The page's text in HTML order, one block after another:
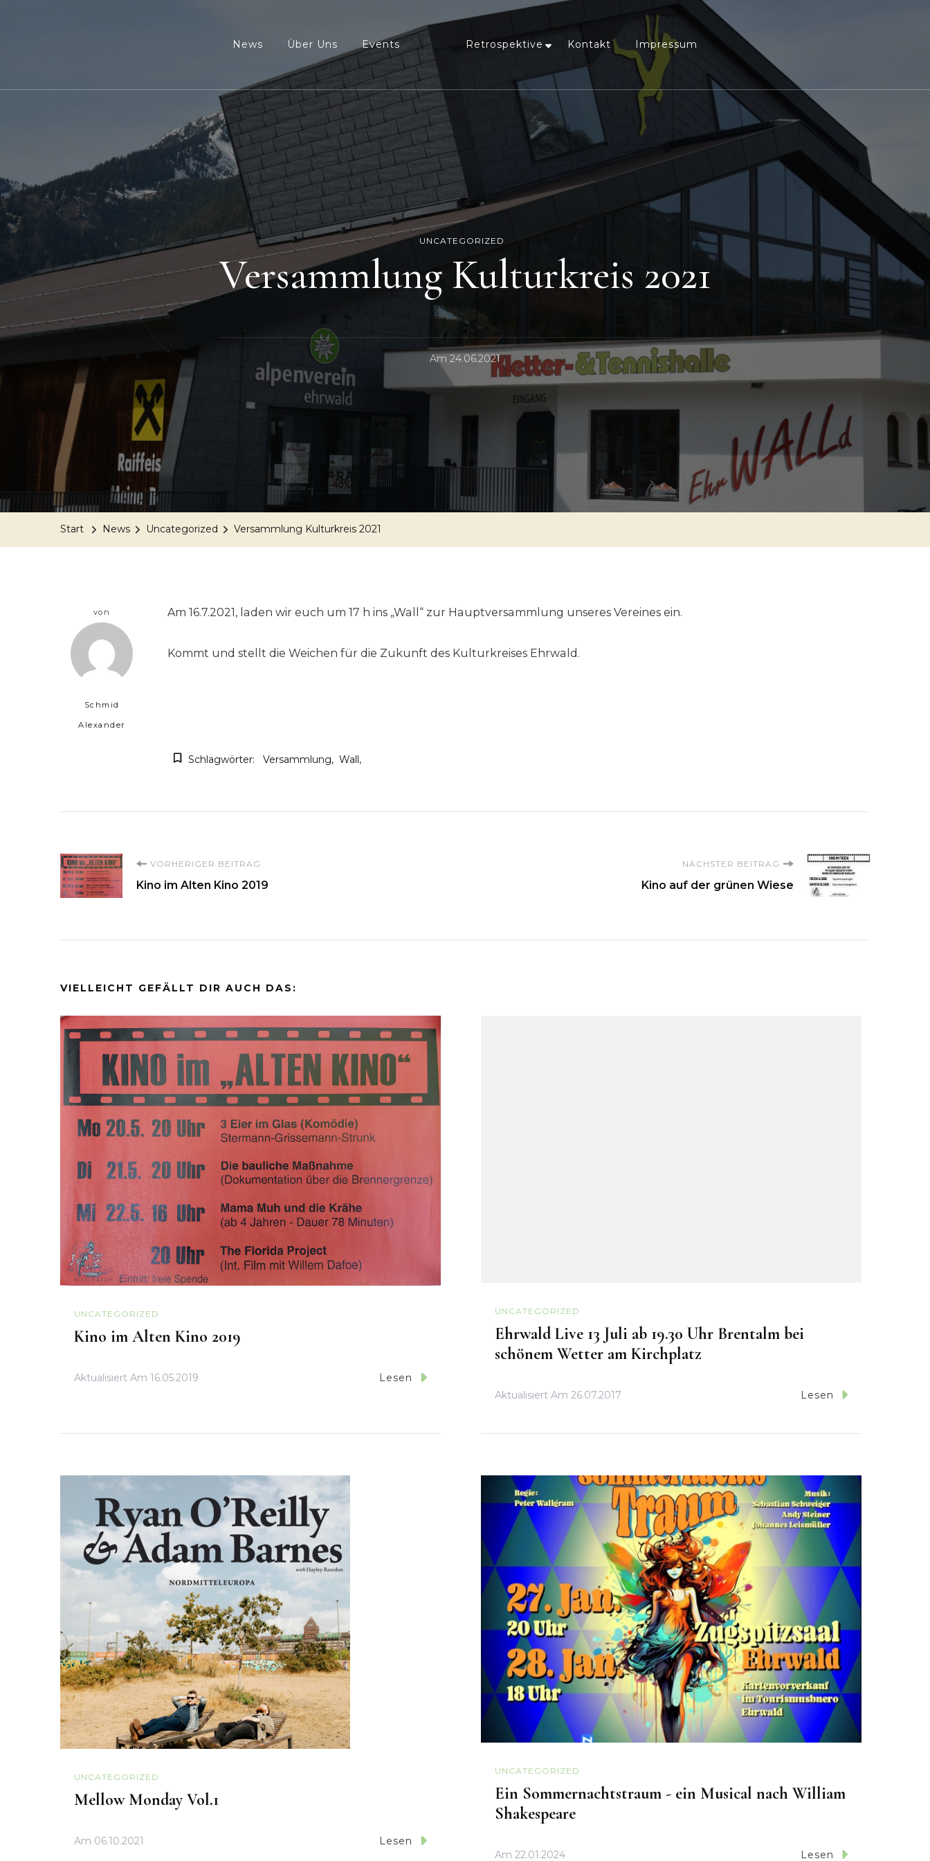
News Über Uns Events Retrospektive Kontakt Impressum
UNCATEGORIZED
Versammlung Kulturkreis 2021
Am 24.06.2021
Start News Uncategorized Versammlung Kulturkreis 2021
von
Schmid
Alexander
Am 16.7.2021, laden wir euch um 17 h ins „Wall“ zur Hauptversammlung unseres Vereines ein.
Kommt und stellt die Weichen für die Zukunft des Kulturkreises Ehrwald.
Schlagwörter: Versammlung Wall
Beitragsnavigation
VORHERIGER BEITRAG
Kino im Alten Kino 2019
NÄCHSTER BEITRAG
Kino auf der grünen Wiese
VIELLEICHT GEFÄLLT DIR AUCH DAS:
UNCATEGORIZED
Kino im Alten Kino 2019
Aktualisiert Am 16.05.2019 Lesen
UNCATEGORIZED
Ehrwald Live 13 Juli ab 19.30 Uhr Brentalm bei
schönem Wetter am Kirchplatz
Aktualisiert Am26.07.2017 Lesen
UNCATEGORIZED
Mellow Monday Vol.1
Am 06.10.2021 Lesen
UNCATEGORIZED
Ein Sommernachtstraum - ein Musical nach William
Shakespeare
Am22.01.2024 Lesen